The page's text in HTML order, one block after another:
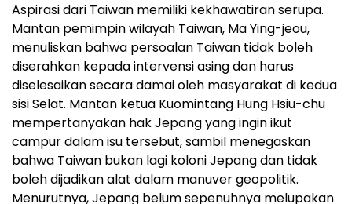
Aspirasi dari Taiwan memiliki kekhawatiran serupa.
Mantan pemimpin wilayah Taiwan, Ma Ying-jeou,
menuliskan bahwa persoalan Taiwan tidak boleh
diserahkan kepada intervensi asing dan harus
diselesaikan secara damai oleh masyarakat di kedua
sisi Selat. Mantan ketua Kuomintang Hung Hsiu-chu
mempertanyakan hak Jepang yang ingin ikut
campur dalam isu tersebut, sambil menegaskan
bahwa Taiwan bukan lagi koloni Jepang dan tidak
boleh dijadikan alat dalam manuver geopolitik.
Menurutnya, Jepang belum sepenuhnya melupakan